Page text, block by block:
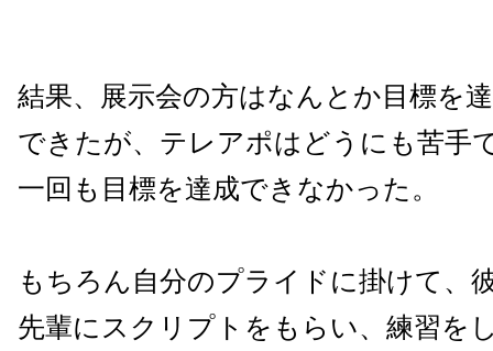
結果、展示会の方はなんとか目標を
できたが、テレアポはどうにも苦手
一回も目標を達成できなかった。
もちろん自分のプライドに掛けて、
先輩にスクリプトをもらい、練習を